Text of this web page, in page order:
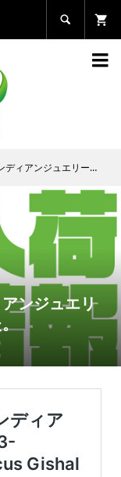


リー】8種類が入荷いたしました。
アンジュエリ